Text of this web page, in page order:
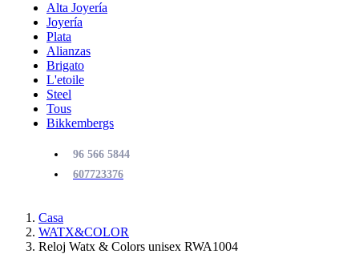
Alta Joyería
Joyería
Plata
Alianzas
Brigato
L'etoile
Steel
Tous
Bikkembergs
96 566 5844
607723376
Casa
WATX&COLOR
Reloj Watx & Colors unisex RWA1004